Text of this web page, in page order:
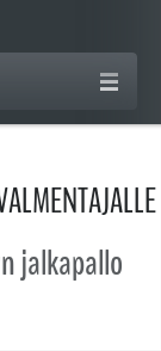
jalkapallo